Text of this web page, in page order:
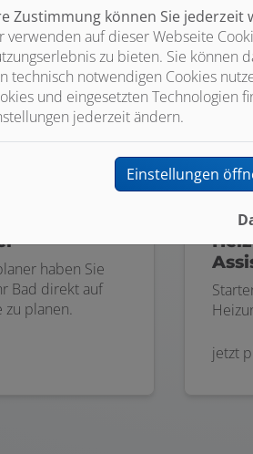
haben Sie
Bad direkt auf
zu planen.
jetzt
Zustimmung können Sie jederzeit
verwenden auf dieser Webseite
zu bieten. Sie können
technisch notwendigen Cookies
und eingesetzten Technologien
jederzeit ändern.
Einstellungen